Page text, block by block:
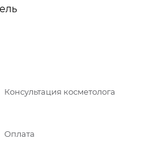
Консультация косметолога
Оплата